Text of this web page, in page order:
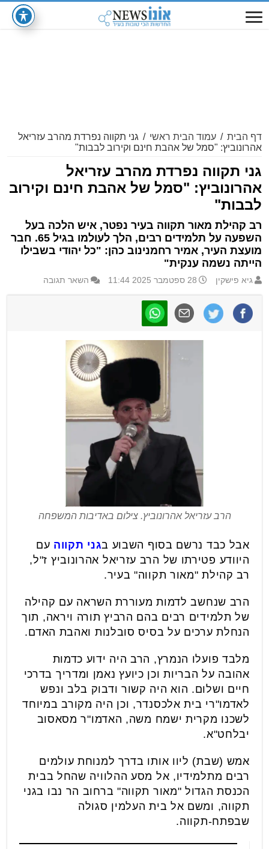
דף הבית / עמוד הבית ראשי / גני תקווה נפרדת מהרב עזריאל
אהרונוביץ: "סמל של אהבת חינם וקירוב לבבות"
גני תקווה נפרדת מהרב עזריאל
אהרונוביץ: "סמל של אהבת חינם וקירוב
לבבות"
רב קהילת מאור תקווה בעיר נפטר, איש הלכה בעל
השפעה על תלמידים רבים, הלך לעולמו בגיל 65. חבר
מועצת העיר, אמיר רחמנינוב כהן: "כל יהודי בשבילו
הייתה נשמה ענקית"
גיא פישקין 28 ספטמבר 2025 11:44 השאר תגובה
הרב עזריאל אהרונוביץ. צילום באדיבות המשפחה
אבל כבד נרשם בסוף השבוע בגני תקווה עם
היוודע פטירתו של הרב עזריאל אהרונוביץ ז"ל,
רב קהילת "מאור תקווה" בעיר.
הרב שנחשב לדמות מעוררת השראה עם קהילה
של תלמידים רבים בהם הרביץ תורה ויראה, תוך
הנחלת ערכים על בסיס סובלנות ואהבת האדם.
מלבד פועלו הנמרץ, הרב היה ידוע כדמות
אהובה על הבריות וכן כיועץ נאמן ומדריך בדרכי
חיים ושלום. הוא היה קשור ודבוק בלב ונפש
לאדמו"רי בית אלכסנדר, וכן היה מקורב במיוחד
לשכנו מקרית ישמח משה, האדמו"ר מסאסוב
יבלחט"א.
אמש (שבת) ליוו אותו בדרך למנוחת עולמים
רבים מתלמידיו, אל מסע ההלוויה שהחל בבית
הכנסת הגדול "מאור תקווה" ברחוב הר נבו בגני
תקווה, ומשם אל בית העלמין סגולה
שבפתח-תקווה.